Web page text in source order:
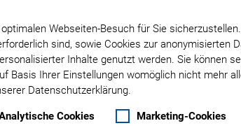
Webseiten-Besuch für Sie
sind, sowie Cookies zur anonymisierten
Inhalte genutzt werden. Sie können
Basis Ihrer Einstellungen womöglich nicht mehr
Datenschutzerklärung.
Cookies Marketing-Cookies